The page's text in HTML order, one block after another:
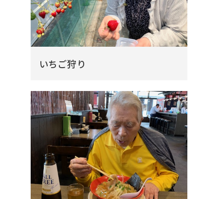
いちご狩り